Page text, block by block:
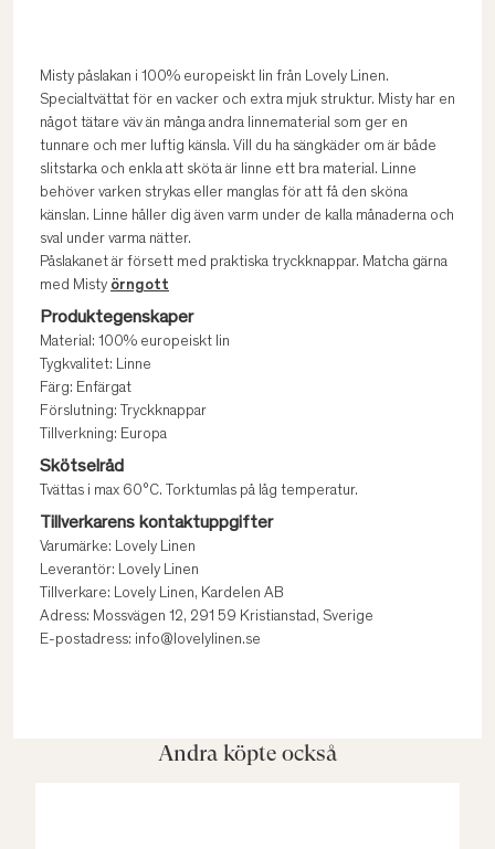
Misty påslakan i 100% europeiskt lin från Lovely Linen.
Specialtvättat för en vacker och extra mjuk struktur. Misty har en
något tätare väv än många andra linnematerial som ger en
tunnare och mer luftig känsla. Vill du ha sängkäder om är både
slitstarka och enkla att sköta är linne ett bra material. Linne
behöver varken strykas eller manglas för att få den sköna
känslan. Linne håller dig även varm under de kalla månaderna och
sval under varma nätter.
Påslakanet är försett med praktiska tryckknappar. Matcha gärna
med Misty örngott
Produktegenskaper
Material: 100% europeiskt lin
Tygkvalitet: Linne
Färg: Enfärgat
Förslutning: Tryckknappar
Tillverkning: Europa
Skötselråd
Tvättas i max 60°C. Torktumlas på låg temperatur.
Tillverkarens kontaktuppgifter
Varumärke: Lovely Linen
Leverantör: Lovely Linen
Tillverkare: Lovely Linen, Kardelen AB
Adress: Mossvägen 12, 291 59 Kristianstad, Sverige
E-postadress: info@lovelylinen.se
Andra köpte också